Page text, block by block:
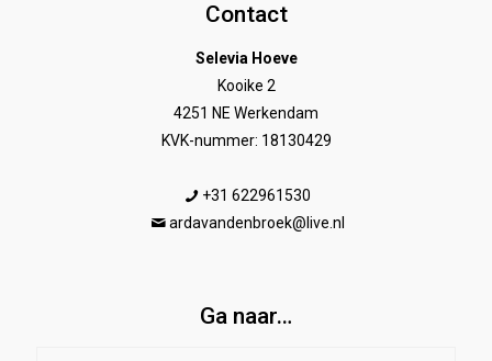
Contact
Selevia Hoeve
Kooike 2
4251 NE Werkendam
KVK-nummer: 18130429
+31 622961530
ardavandenbroek@live.nl
Ga naar…